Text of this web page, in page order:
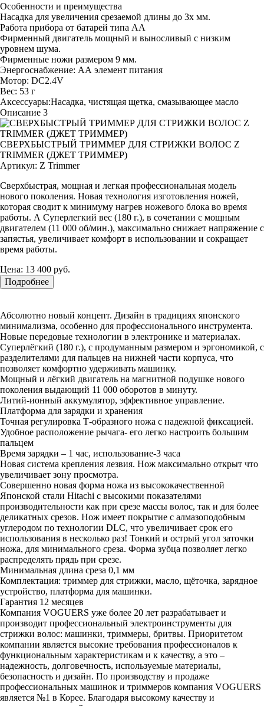
Особенности и преимущества
Насадка для увеличения срезаемой длины до 3х мм.
Работа прибора от батарей типа АА
Фирменный двигатель мощный и выносливый с низким
уровнем шума.
Фирменные ножи размером 9 мм.
Энергоснабжение: АА элемент питания
Мотор: DC2.4V
Вес: 53 г
Аксессуары:Насадка, чистящая щетка, смазывающее масло
Описание 3
СВЕРХБЫСТРЫЙ ТРИММЕР ДЛЯ СТРИЖКИ ВОЛОС Z
TRIMMER (ДЖЕТ ТРИММЕР)
Артикул: Z Trimmer
Сверхбыстрая, мощная и легкая профессиональная модель
нового поколения. Новая технология изготовления ножей,
которая сводит к минимуму нагрев ножевого блока во время
работы. А Суперлегкий вес (180 г.), в сочетании с мощным
двигателем (11 000 об/мин.), максимально снижает напряжение с
запястья, увеличивает комфорт в использовании и сокращает
время работы.
Цена: 13 400 руб.
Подробнее
Абсолютно новый концепт. Дизайн в традициях японского
минимализма, особенно для профессионального инструмента.
Новые передовые технологии в электронике и материалах.
Суперлёгкий (180 г.), с продуманным размером и эргономикой, с
разделителями для пальцев на нижней части корпуса, что
позволяет комфортно удерживать машинку.
Мощный и лёгкий двигатель на магнитной подушке нового
поколения выдающий 11 000 оборотов в минуту.
Литий-ионный аккумулятор, эффективное управление.
Платформа для зарядки и хранения
Точная регулировка Т-образного ножа с надежной фиксацией.
Удобное расположение рычага- его легко настроить большим
пальцем
Время зарядки – 1 час, использование-3 часа
Новая система крепления лезвия. Нож максимально открыт что
увеличивает зону просмотра.
Совершенно новая форма ножа из высококачественной
Японской стали Hitachi с высокими показателями
производительности как при срезе массы волос, так и для более
деликатных срезов. Нож имеет покрытие c алмазоподобным
углеродом по технологии DLC, что увеличивает срок его
использования в несколько раз! Тонкий и острый угол заточки
ножа, для минимального среза. Форма зубца позволяет легко
распределять прядь при срезе.
Минимальная длина среза 0,1 мм
Комплектация: триммер для стрижки, масло, щёточка, зарядное
устройство, платформа для машинки.
Гарантия 12 месяцев
Компания VOGUERS уже более 20 лет разрабатывает и
производит профессиональный электроинструменты для
стрижки волос: машинки, триммеры, бритвы. Приоритетом
компании является высокие требования профессионалов к
функциональным характеристикам и к качеству, а это –
надежность, долговечность, используемые материалы,
безопасность и дизайн. По производству и продаже
профессиональных машинок и триммеров компания VOGUERS
является №1 в Корее. Благодаря высокому качеству и